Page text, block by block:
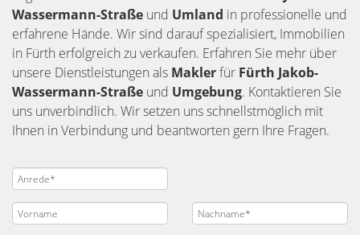
Wassermann-Straße und Umland in professionelle und
erfahrene Hände. Wir sind darauf spezialisiert, Immobilien
in Fürth erfolgreich zu verkaufen. Erfahren Sie mehr über
unsere Dienstleistungen als Maklerfür Fürth Jakob-
Wassermann-Straße und Umgebung. Kontaktieren Sie
uns unverbindlich. Wir setzen uns schnellstmöglich mit
Ihnen in Verbindung und beantworten gern Ihre Fragen.